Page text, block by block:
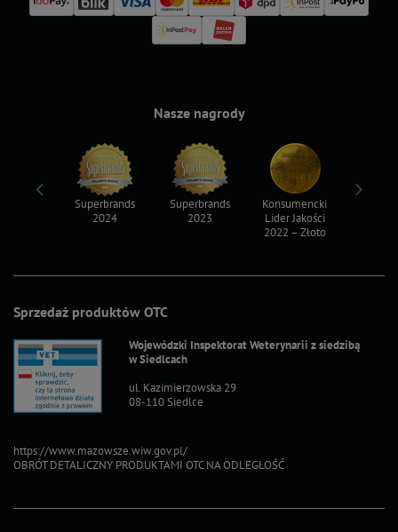
Sprzedaż produktów OTC
Wojewódzki Inspektorat Weterynarii z siedzibą
w Siedlcach
ul. Kazimierzowska 29
08-110 Siedlce
https://www.mazowsze.wiw.gov.pl/
OBRÓT DETALICZNY PRODUKTAMI OTC NA ODLEGŁOŚĆ
Nasze nagrody
Superbrands
2024
Superbrands
2023
Konsumencki
Lider Jakości
2022 – Złoto